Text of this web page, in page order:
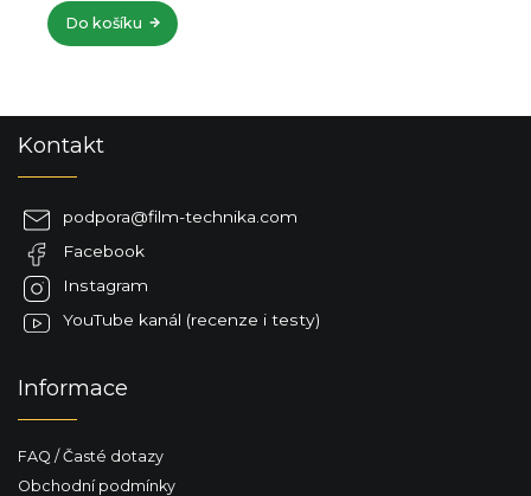
Kontakt
podpora@film-technika.com
Facebook
Instagram
YouTube kanál (recenze i testy)
Informace
FAQ / Časté dotazy
Obchodní podmínky